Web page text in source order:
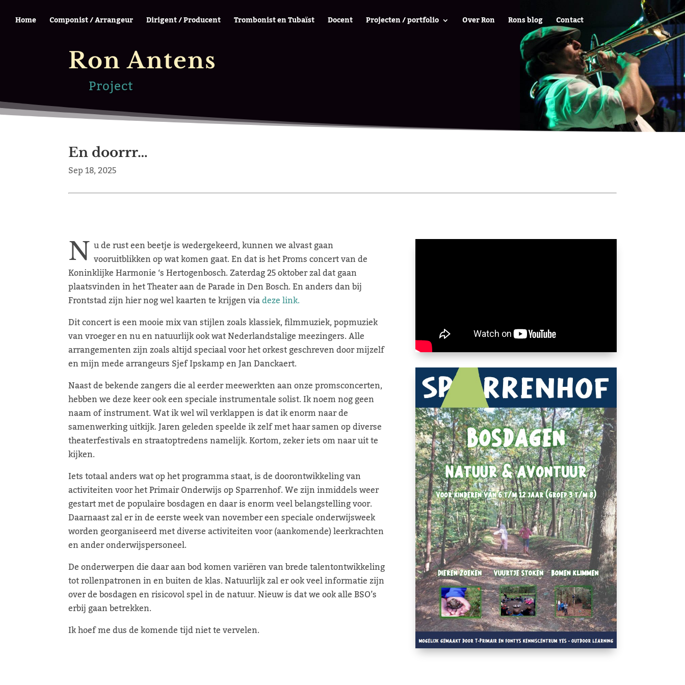
Home Componist / Arrangeur Dirigent / Producent Trombonist en Tubaïst Docent Projecten / portfolio Over Ron Rons blog Contact
Ron Antens
Project
En doorrr…
Sep 18, 2025
N u de rust een beetje is wedergekeerd, kunnen we alvast gaan
vooruitblikken op wat komen gaat. En dat is het Proms concert van de
Koninklijke Harmonie ‘s Hertogenbosch. Zaterdag 25 oktober zal dat gaan
plaatsvinden in het Theater aan de Parade in Den Bosch. En anders dan bij
Frontstad zijn hier nog wel kaarten te krijgen viadeze link.
Dit concert is een mooie mix van stijlen zoals klassiek, filmmuziek, popmuziek
van vroeger en nu en natuurlijk ook wat Nederlandstalige meezingers. Alle
arrangementen zijn zoals altijd speciaal voor het orkest geschreven door mijzelf
en mijn mede arrangeurs Sjef Ipskamp en Jan Danckaert.
Naast de bekende zangers die al eerder meewerkten aan onze promsconcerten,
hebben we deze keer ook een speciale instrumentale solist. Ik noem nog geen
naam of instrument. Wat ik wel wil verklappen is dat ik enorm naar de
samenwerking uitkijk. Jaren geleden speelde ik zelf met haar samen op diverse
theaterfestivals en straatoptredens namelijk. Kortom, zeker iets om naar uit te
kijken.
Iets totaal anders wat op het programma staat, is de doorontwikkeling van
activiteiten voor het Primair Onderwijs op Sparrenhof. We zijn inmiddels weer
gestart met de populaire bosdagen en daar is enorm veel belangstelling voor.
Daarnaast zal er in de eerste week van november een speciale onderwijsweek
worden georganiseerd met diverse activiteiten voor (aankomende) leerkrachten
en ander onderwijspersoneel.
De onderwerpen die daar aan bod komen variëren van brede talentontwikkeling
tot rollenpatronen in en buiten de klas. Natuurlijk zal er ook veel informatie zijn
over de bosdagen en risicovol spel in de natuur. Nieuw is dat we ook alle BSO’s
erbij gaan betrekken.
Ik hoef me dus de komende tijd niet te vervelen.